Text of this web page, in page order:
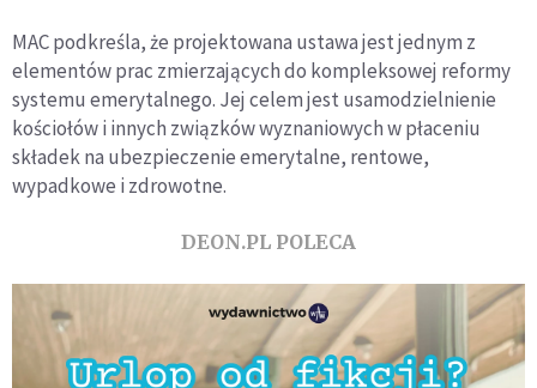
MAC podkreśla, że projektowana ustawa jest jednym z
elementów prac zmierzających do kompleksowej reformy
systemu emerytalnego. Jej celem jest usamodzielnienie
kościołów i innych związków wyznaniowych w płaceniu
składek na ubezpieczenie emerytalne, rentowe,
wypadkowe i zdrowotne.
DEON.PL POLECA